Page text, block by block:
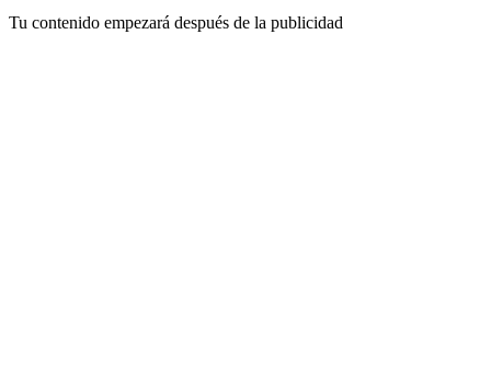
Tu contenido empezará después de la publicidad